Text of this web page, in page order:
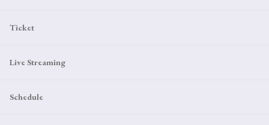
Ticket
Live Streaming
Schedule